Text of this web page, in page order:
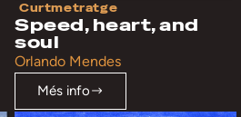
Curtmetratge
Speed, heart, and
soul
Orlando Mendes
Més info